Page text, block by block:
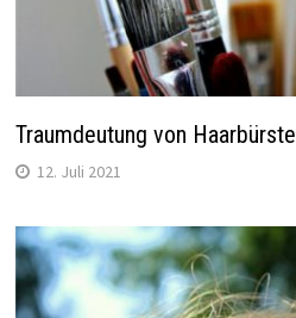
Traumdeutung von Haarbürste
12. Juli 2021